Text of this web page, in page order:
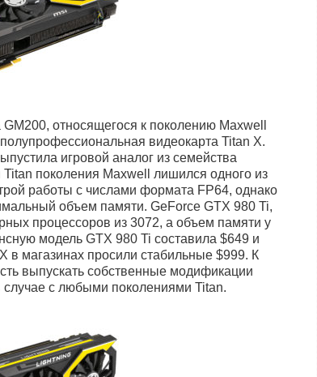
относящегося к поколению Maxwell
видеокарта Titan X.
игровой аналог из семейства
поколения Maxwell лишился одного из
работы с числами формата FP64, однако
объем памяти. GeForce GTX 980 Ti,
процессоров из 3072, а объем памяти у
модель GTX 980 Ti составила $649 и
в магазинах просили стабильные $999. К
выпускать собственные модификации
случае с любыми поколениями Titan.